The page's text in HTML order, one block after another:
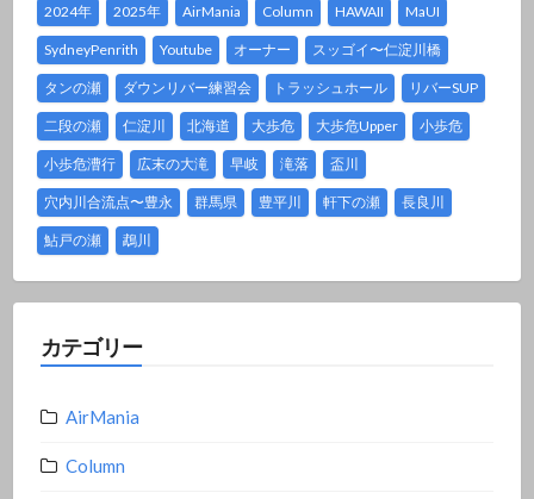
2024年 2025年 AirMania Column HAWAII MaUI
SydneyPenrith Youtube オーナー スッゴイ〜仁淀川橋
タンの瀬 ダウンリバー練習会 トラッシュホール リバーSUP
二段の瀬 仁淀川 北海道 大歩危 大歩危Upper 小歩危
小歩危漕行 広末の大滝 早岐 滝落 盃川
穴内川合流点〜豊永 群馬県 豊平川 軒下の瀬 長良川
鮎戸の瀬 鵡川
カテゴリー
AirMania
Column